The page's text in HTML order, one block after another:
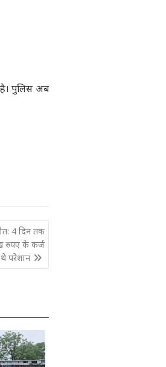
पुलिस अब
4 दिन तक
रुपए के कर्ज
परेशान